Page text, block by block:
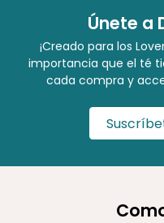
Únete a
¡Creado para los
importancia que el té
cada compra y